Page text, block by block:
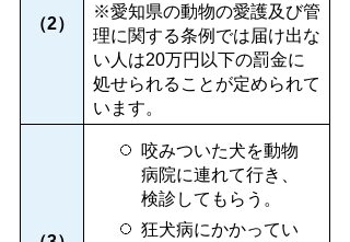
（2）
※愛知県の動物の愛護及び管
理に関する条例では届け出な
い人は20万円以下の罰金に
処せられることが定められて
います。
咬みついた犬を動物
病院に連れて行き、
検診してもらう。
狂犬病にかかってい